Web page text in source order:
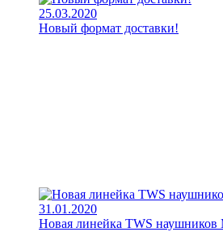
25.03.2020
Новый формат доставки!
31.01.2020
Новая линейка TWS наушников